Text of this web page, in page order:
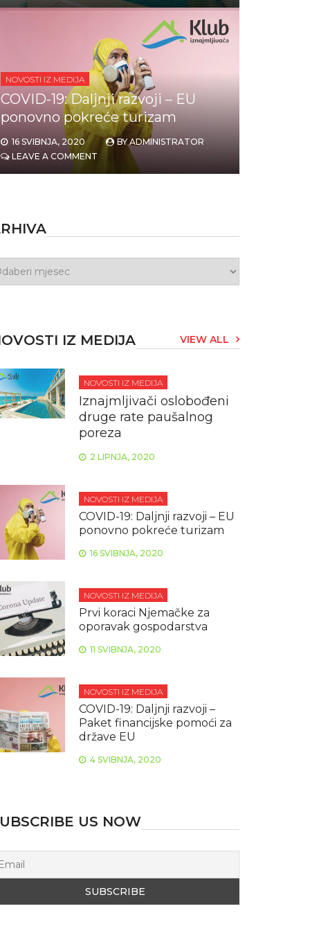
NOVOSTI IZ MEDIJA
COVID-19: Daljnji razvoji – EU
ponovno pokreće turizam
16 SVIBNJA, 2020 BYADMINISTRATOR
LEAVE A COMMENT
IZ MEDIJA VIEW ALL
NOVOSTI IZ MEDIJA
Iznajmljivači oslobođeni
druge rate paušalnog
poreza
2 LIPNJA, 2020
NOVOSTI IZ MEDIJA
COVID-19: Daljnji razvoji – EU
ponovno pokreće turizam
16 SVIBNJA, 2020
NOVOSTI IZ MEDIJA
Prvi koraci Njemačke za
oporavak gospodarstva
11 SVIBNJA, 2020
NOVOSTI IZ MEDIJA
COVID-19: Daljnji razvoji –
Paket financijske pomoći za
države EU
4 SVIBNJA, 2020
US NOW